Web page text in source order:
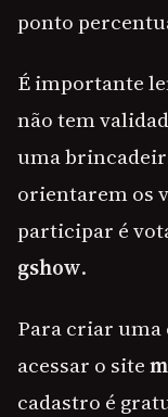
ponto
É importante
não tem
uma
orientarem os
participar é
gshow.
Para criar uma
acessar o site
cadastro é